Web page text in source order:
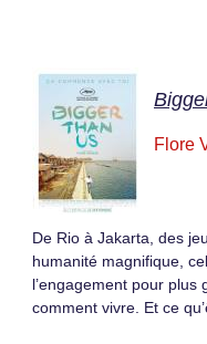
Flore
De Rio à Jakarta, des
humanité magnifique,
l’engagement pour plus
comment vivre. Et ce